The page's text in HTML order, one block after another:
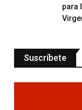
para
Suscríbete